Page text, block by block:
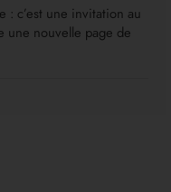
: c’est une invitation au
une nouvelle page de